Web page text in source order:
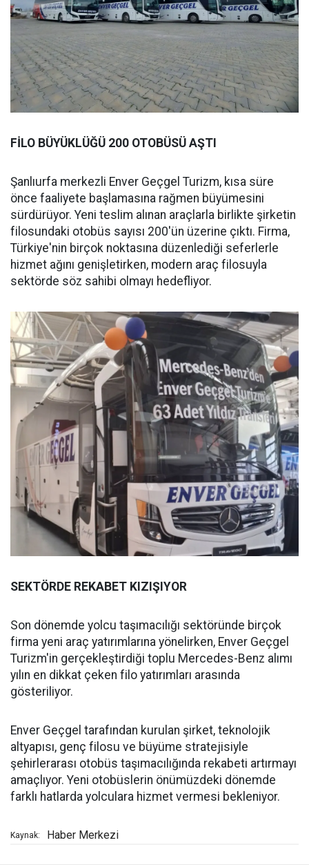
FİLO BÜYÜKLÜĞÜ 200 OTOBÜSÜ AŞTI
Şanlıurfa merkezli Enver Geçgel Turizm, kısa süre
önce faaliyete başlamasına rağmen büyümesini
sürdürüyor. Yeni teslim alınan araçlarla birlikte şirketin
filosundaki otobüs sayısı 200'ün üzerine çıktı. Firma,
Türkiye'nin birçok noktasına düzenlediği seferlerle
hizmet ağını genişletirken, modern araç filosuyla
sektörde söz sahibi olmayı hedefliyor.
SEKTÖRDE REKABET KIZIŞIYOR
Son dönemde yolcu taşımacılığı sektöründe birçok
firma yeni araç yatırımlarına yönelirken, Enver Geçgel
Turizm'in gerçekleştirdiği toplu Mercedes-Benz alımı
yılın en dikkat çeken filo yatırımları arasında
gösteriliyor.
Enver Geçgel tarafından kurulan şirket, teknolojik
altyapısı, genç filosu ve büyüme stratejisiyle
şehirlerarası otobüs taşımacılığında rekabeti artırmayı
amaçlıyor. Yeni otobüslerin önümüzdeki dönemde
farklı hatlarda yolculara hizmet vermesi bekleniyor.
Kaynak: Haber Merkezi